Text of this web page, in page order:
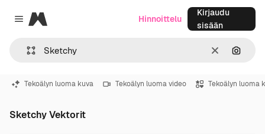
Close menu
Magnific
SelkeäHae
Hinnoittelu
Kirjaudu
sisään
Tekoälyn luoma kuva Tekoälyn luoma video Tekoälyn luoma
Sketchy Vektorit